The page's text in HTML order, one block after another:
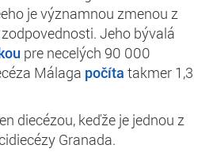
je významnou zmenou z
Jeho bývalá
pre necelých 90 000
Málaga počíta takmer 1,3
diecézou, keďže je jednou z
Granada.